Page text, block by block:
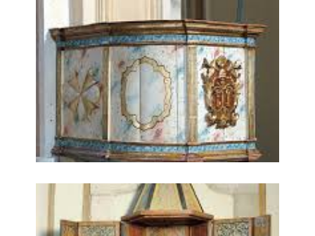
Parrocchia San Pietro Apostolo 5